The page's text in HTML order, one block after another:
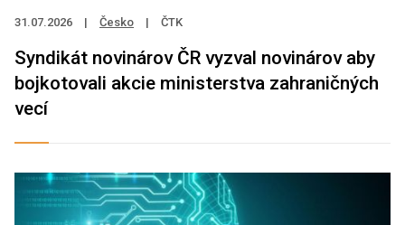
31.07.2026 | Česko | ČTK
Syndikát novinárov ČR vyzval novinárov aby
bojkotovali akcie ministerstva zahraničných
vecí